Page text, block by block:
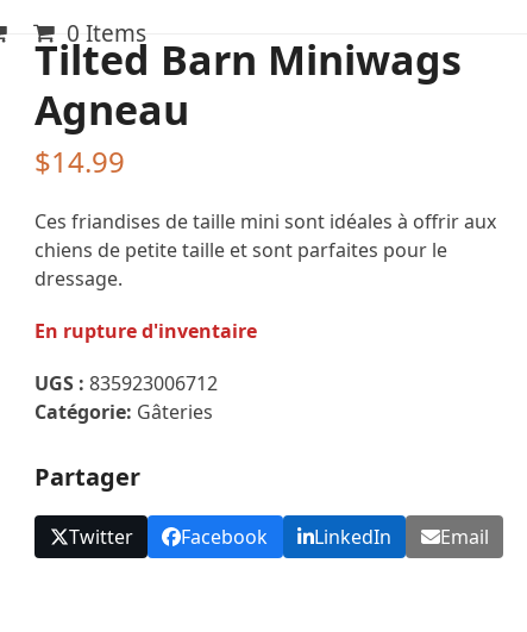
0 Items
Tilted Barn Miniwags
Agneau
$14.99
Ces friandises de taille mini sont idéales à offrir aux
chiens de petite taille et sont parfaites pour le
dressage.
En rupture d'inventaire
UGS :835923006712
Catégorie: Gâteries
Partager
Twitter Facebook LinkedIn Email